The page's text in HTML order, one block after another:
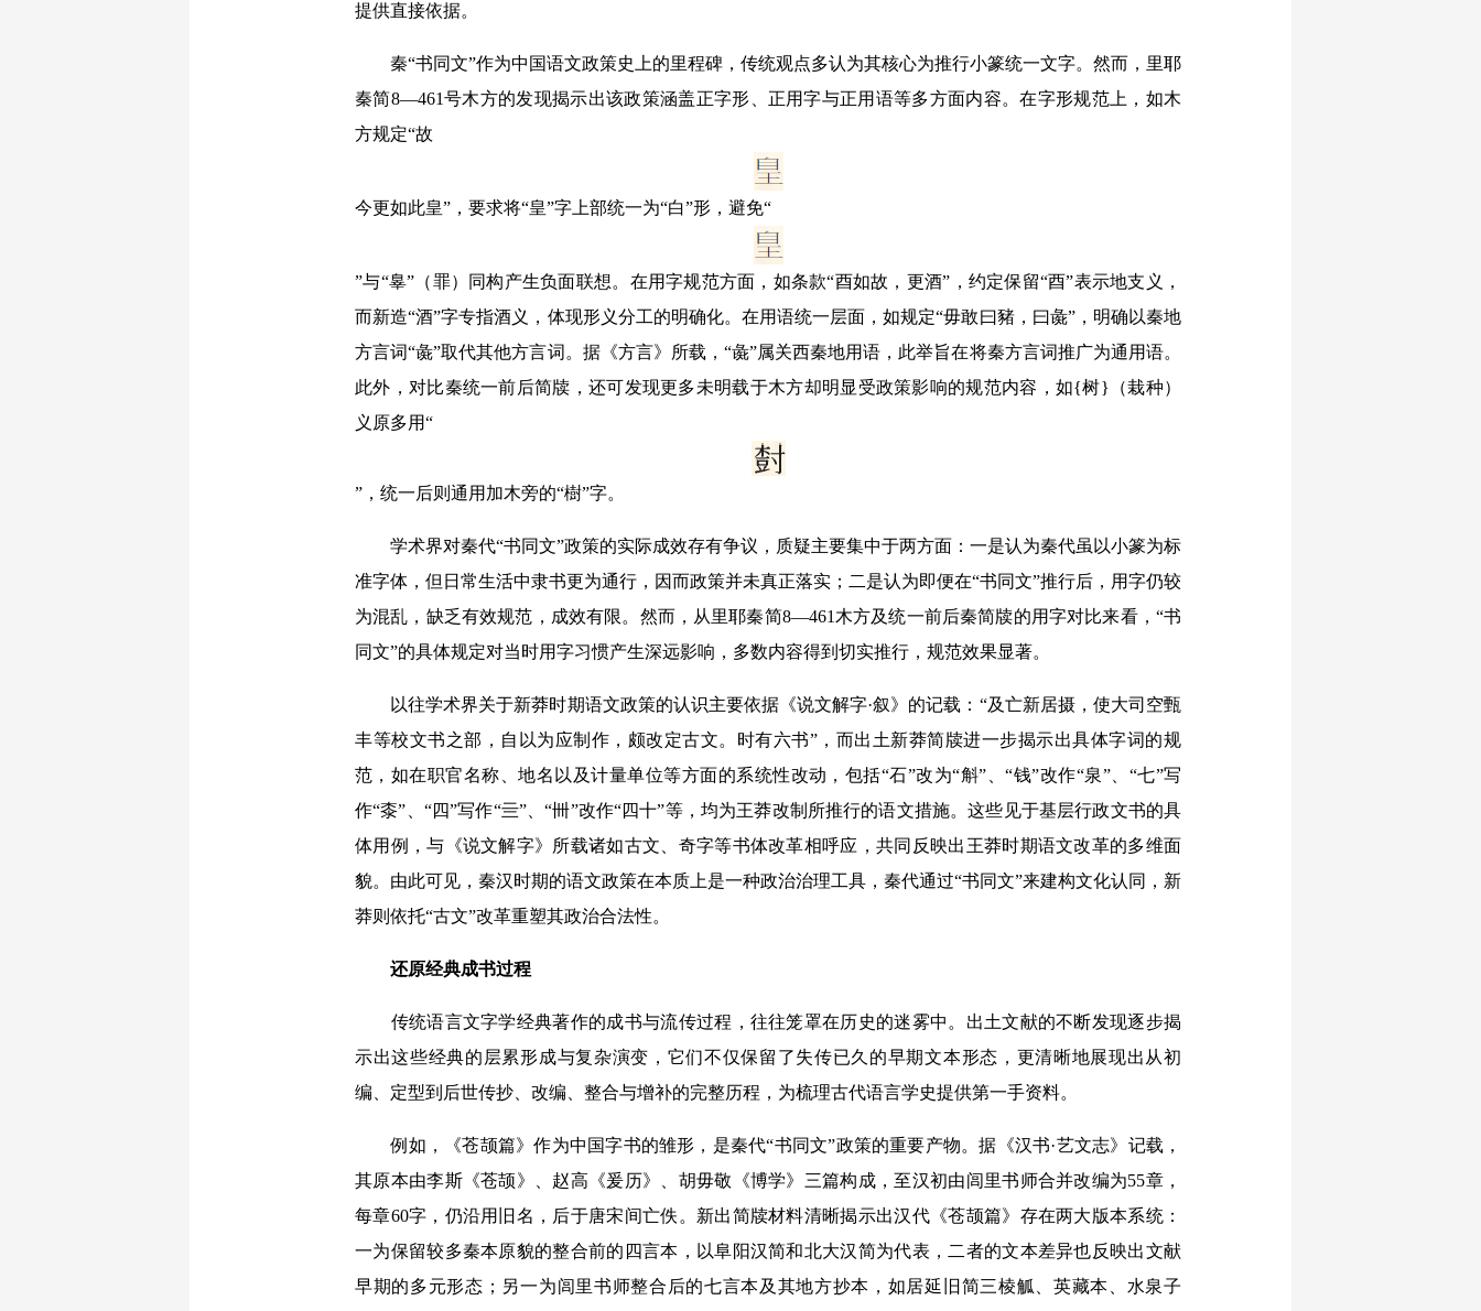
提供直接依据。
秦“书同文”作为中国语文政策史上的里程碑，传统观点多认为其核心为推行小篆统一文字。然而，里耶
秦简8—461号木方的发现揭示出该政策涵盖正字形、正用字与正用语等多方面内容。在字形规范上，如木
方规定“故
今更如此皇”，要求将“皇”字上部统一为“白”形，避免“
”与“辠”（罪）同构产生负面联想。在用字规范方面，如条款“酉如故，更酒”，约定保留“酉”表示地支义，
而新造“酒”字专指酒义，体现形义分工的明确化。在用语统一层面，如规定“毋敢曰豬，曰彘”，明确以秦地
方言词“彘”取代其他方言词。据《方言》所载，“彘”属关西秦地用语，此举旨在将秦方言词推广为通用语。
此外，对比秦统一前后简牍，还可发现更多未明载于木方却明显受政策影响的规范内容，如{树}（栽种）
义原多用“
”，统一后则通用加木旁的“樹”字。
学术界对秦代“书同文”政策的实际成效存有争议，质疑主要集中于两方面：一是认为秦代虽以小篆为标
准字体，但日常生活中隶书更为通行，因而政策并未真正落实；二是认为即便在“书同文”推行后，用字仍较
为混乱，缺乏有效规范，成效有限。然而，从里耶秦简8—461木方及统一前后秦简牍的用字对比来看，“书
同文”的具体规定对当时用字习惯产生深远影响，多数内容得到切实推行，规范效果显著。
以往学术界关于新莽时期语文政策的认识主要依据《说文解字·叙》的记载：“及亡新居摄，使大司空甄
丰等校文书之部，自以为应制作，颇改定古文。时有六书”，而出土新莽简牍进一步揭示出具体字词的规
范，如在职官名称、地名以及计量单位等方面的系统性改动，包括“石”改为“斛”、“钱”改作“泉”、“七”写
作“桼”、“四”写作“亖”、“卌”改作“四十”等，均为王莽改制所推行的语文措施。这些见于基层行政文书的具
体用例，与《说文解字》所载诸如古文、奇字等书体改革相呼应，共同反映出王莽时期语文改革的多维面
貌。由此可见，秦汉时期的语文政策在本质上是一种政治治理工具，秦代通过“书同文”来建构文化认同，新
莽则依托“古文”改革重塑其政治合法性。
还原经典成书过程
传统语言文字学经典著作的成书与流传过程，往往笼罩在历史的迷雾中。出土文献的不断发现逐步揭
示出这些经典的层累形成与复杂演变，它们不仅保留了失传已久的早期文本形态，更清晰地展现出从初
编、定型到后世传抄、改编、整合与增补的完整历程，为梳理古代语言学史提供第一手资料。
例如，《苍颉篇》作为中国字书的雏形，是秦代“书同文”政策的重要产物。据《汉书·艺文志》记载，
其原本由李斯《苍颉》、赵高《爰历》、胡毋敬《博学》三篇构成，至汉初由闾里书师合并改编为55章，
每章60字，仍沿用旧名，后于唐宋间亡佚。新出简牍材料清晰揭示出汉代《苍颉篇》存在两大版本系统：
一为保留较多秦本原貌的整合前的四言本，以阜阳汉简和北大汉简为代表，二者的文本差异也反映出文献
早期的多元形态；另一为闾里书师整合后的七言本及其地方抄本，如居延旧简三棱觚、英藏本、水泉子